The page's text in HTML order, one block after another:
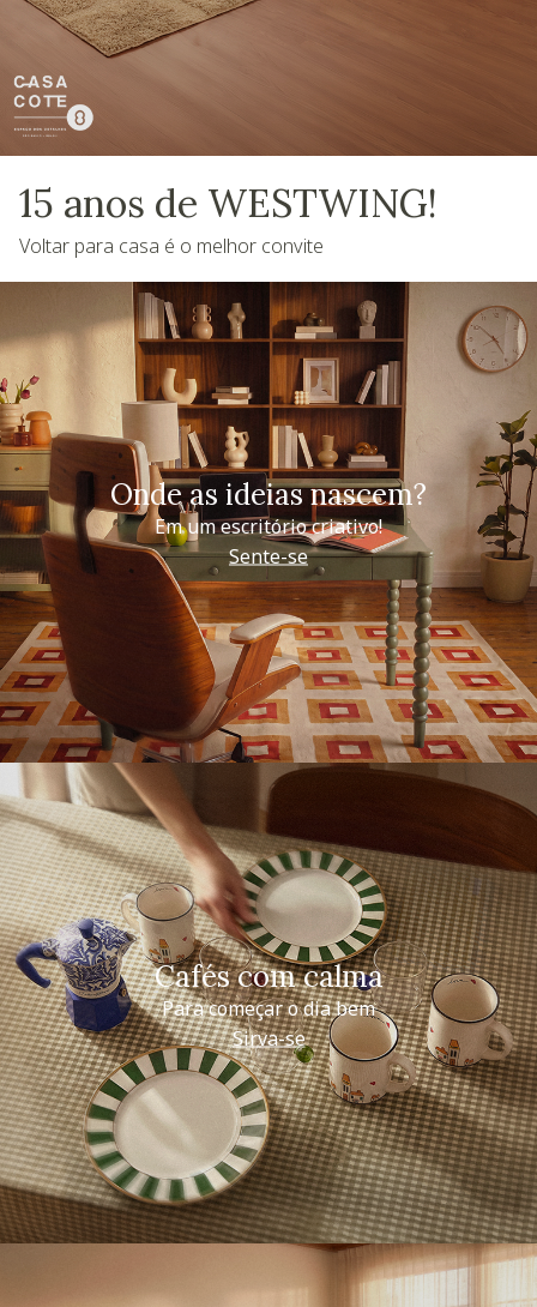
15 anos de WESTWING!
Voltar para casa é o melhor convite
Onde as ideias nascem?
Em um escritório criativo!
Sente-se
Cafés com calma
Para começar o dia bem
Sirva-se